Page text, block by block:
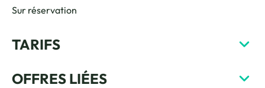
Sur réservation
TARIFS
OFFRES LIÉES